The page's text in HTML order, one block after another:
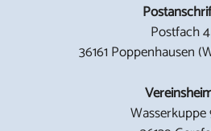
Postfach 4
36161 Poppenhausen
Wasserkuppe